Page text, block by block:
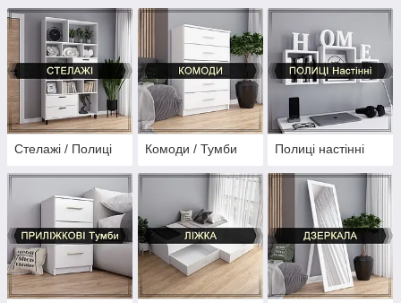
Стелажі / Полиці Комоди / Тумби Полиці настінні